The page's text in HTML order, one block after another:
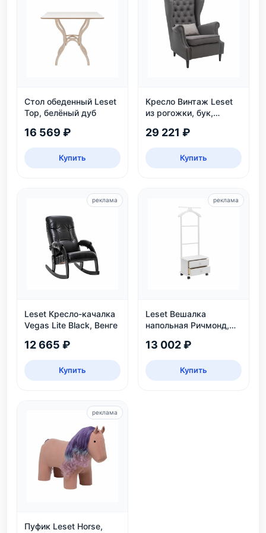
Стол обеденный Leset
Тор, белёный дуб
16 569 ₽
Купить
Кресло Винтаж Leset
из рогожки, бук,
интернет-магазине
29 221 ₽
Купить
Leset Кресло-качалка
Vegas Lite Black, Венге
12 665 ₽
Купить
реклама
Leset Вешалка
напольная Ричмонд,
13 002 ₽
Купить
реклама
Пуфик Leset Horse,
реклама